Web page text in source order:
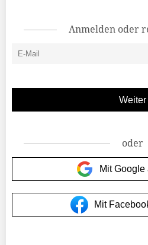
Anmelden oder
oder
Mit
Mit